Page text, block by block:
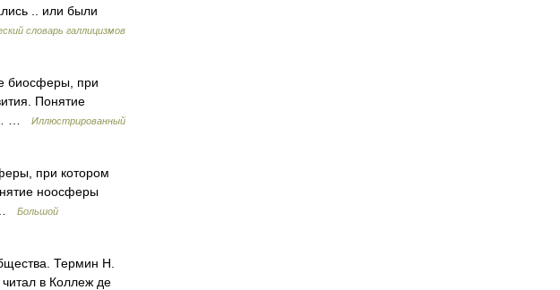
.. или были
словарь галлицизмов
биосферы, при
Понятие
…
Иллюстрированный
при котором
ноосферы
…
Большой
Термин Н.
в Коллеж де